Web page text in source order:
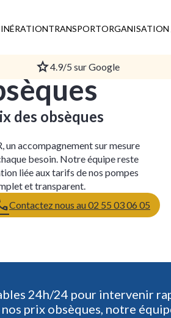
TRANSPORTORGANISATION
4.9/5 sur Google
des obsèques
un accompagnement sur mesure
besoin. Notre équipe reste
liée aux tarifs de nos pompes
et transparent.
Contactez nous au 02 55 03 06 05
24h/24 pour intervenir
prix obsèques, notre